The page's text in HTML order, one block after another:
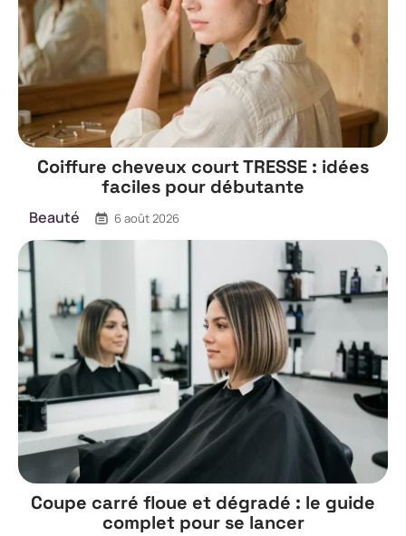
Coiffure cheveux court TRESSE : idées
faciles pour débutante
Beauté 6 août 2026
Coupe carré floue et dégradé : le guide
complet pour se lancer